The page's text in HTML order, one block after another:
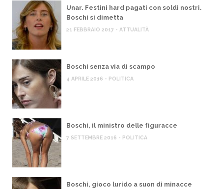
Unar. Festini hard pagati con soldi nostri.
Boschi si dimetta
21 FEBBRAIO 2017 - ATTUALITÀ
Boschi senza via di scampo
4 APRILE 2016 - POLITICA
Boschi, il ministro delle figuracce
7 SETTEMBRE 2016 - POLITICA
Boschi, gioco lurido a suon di minacce